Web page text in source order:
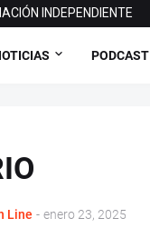
INDEPENDIENTE
PODCAST
Line - enero 23, 2025